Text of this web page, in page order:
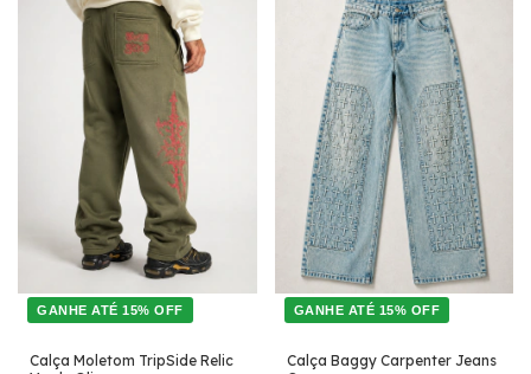
GANHE ATÉ 15% OFF
Calça Moletom TripSide Relic
GANHE ATÉ 15% OFF
Calça Baggy Carpenter Jeans